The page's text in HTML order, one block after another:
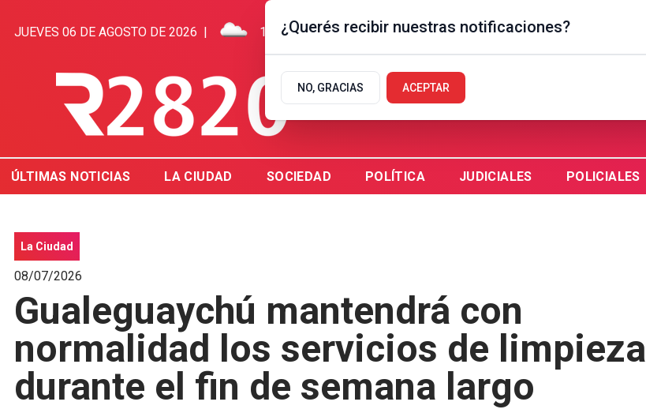
JUEVES 06 DE AGOSTO DE 2026 | 15.5ºC | GUALEGUAYCHÚ, AR
ÚLTIMAS NOTICIAS LA CIUDAD SOCIEDAD POLÍTICA JUDICIALES POLICIALES
La Ciudad
08/07/2026
Gualeguaychú mantendrá con
normalidad los servicios de limpieza
durante el fin de semana largo
¿Querés recibir nuestras notificaciones?
NO, GRACIAS ACEPTAR